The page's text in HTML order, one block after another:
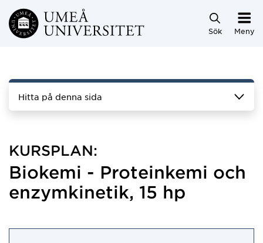
Hoppa direkt till innehållet
Sök Meny
Hitta på denna sida
KURSPLAN:
Biokemi - Proteinkemi och
enzymkinetik, 15 hp